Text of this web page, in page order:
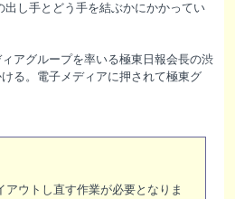
出し手とどう手を結ぶかにかかってい
アグループを率いる極東日報会長の渋
る。電子メディアに押されて極東グ
アウトし直す作業が必要となりま